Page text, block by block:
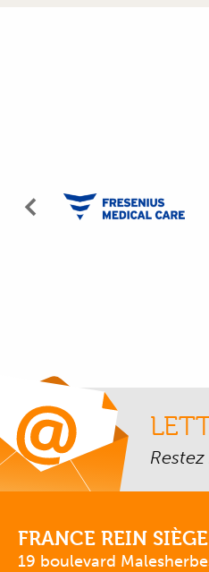
Précédent
FRANCE REIN SIÈGE
19 boulevard